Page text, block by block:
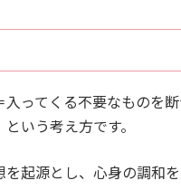
入ってくる不要なものを
いう考え方です。
起源とし、心身の調和